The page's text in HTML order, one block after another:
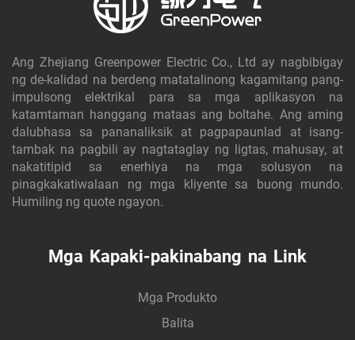
Ang Zhejiang Greenpower Electric Co., Ltd ay nagbibigay
ng de-kalidad na berdeng matatalinong kagamitang pang-
impulsong elektrikal para sa mga aplikasyon na
katamtaman hanggang mataas ang boltahe. Ang aming
dalubhasa sa pananaliksik at pagpapaunlad at isang-
tambak na pagbili ay nagtataglay ng ligtas, mahusay, at
nakatitipid sa enerhiya na mga solusyon na
pinagkakatiwalaan ng mga kliyente sa buong mundo.
Humiling ng quote ngayon.
Mga Kapaki-pakinabang na Link
Mga Produkto
Balita